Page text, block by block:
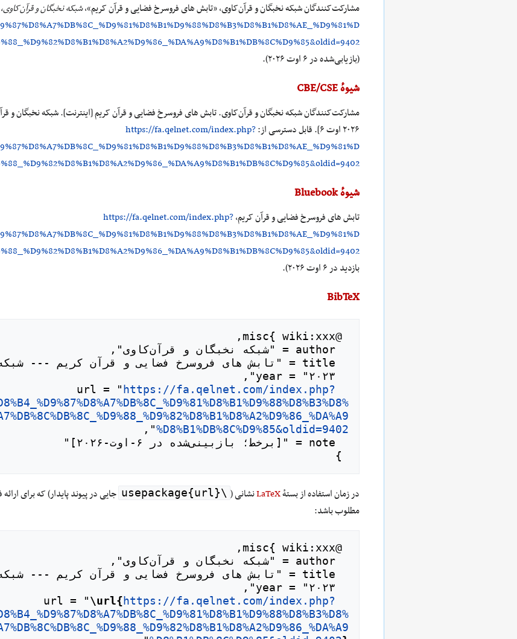
مشارکت‌کنندگان شبکه نخبگان و قرآن‌کاوی، «تابش های فروسرخ فضایی و قرآن کریم»،شبکه نخبگان و
(بازیابی‌شده در ۶ اوت ۲۰۲۶).
شیوهٔ CBE/CSE
۲۰۲۶ اوت ۶]. قابل دسترسی از:
https://fa.qelnet.com/index.php?
شیوهٔ Bluebook
تابش های فروسرخ فضایی و قرآن کریم،https://fa.qelnet.com/index.php?
بازدید در ۶ اوت ۲۰۲۶).
BibTeX
https://fa.qelnet.com/index.php?
%D8%B1%DB%8C%D9%85&oldid=9402
در زمان استفاده از بستهٔLaTeXنشانی ( \usepackage{url}
جایی در پیوند پایدار) که برای
مطلوب باشد:
\url{ https://fa.qelnet.com/index.php?